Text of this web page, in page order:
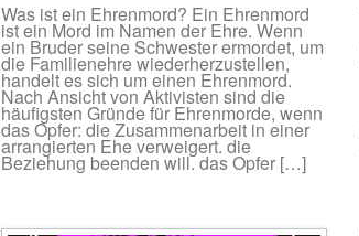
Was ist ein Ehrenmord? Ein Ehrenmord
ist ein Mord im Namen der Ehre. Wenn
ein Bruder seine Schwester ermordet, um
die Familienehre wiederherzustellen,
handelt es sich um einen Ehrenmord.
Nach Ansicht von Aktivisten sind die
häufigsten Gründe für Ehrenmorde, wenn
das Opfer: die Zusammenarbeit in einer
arrangierten Ehe verweigert. die
Beziehung beenden will. das Opfer […]